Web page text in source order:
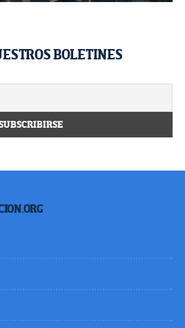
BOLETINES